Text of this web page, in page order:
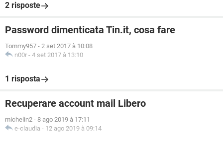
2 risposte
Password dimenticata Tin.it, cosa fare
Tommy957 - 2 set 2017 à 10:08
n00r - 4 set 2017 à 13:10
1 risposta
Recuperare account mail Libero
michelin2 - 8 ago 2019 à 17:11
e-claudia - 12 ago 2019 à 09:14